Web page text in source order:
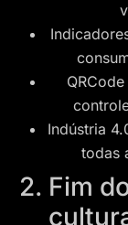
Indústria
todas
2. Fim